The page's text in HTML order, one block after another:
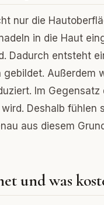
nur die
in die Haut
Dadurch entsteht
Außerdem
Im Gegensatz
Deshalb fühlen
aus diesem
und was